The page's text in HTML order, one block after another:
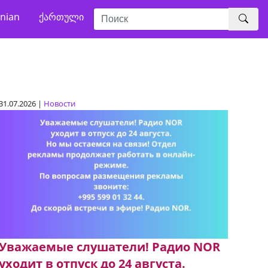
ქართული
| Новости
слушатели! Радио NOR
в отпуск до 24 августа.